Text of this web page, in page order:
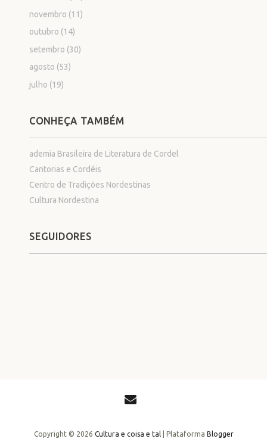
novembro (11)
outubro (14)
setembro (30)
agosto (53)
julho (19)
CONHEÇA TAMBÉM
ademia Brasileira de Literatura de Cordel
Cantorias e Cordéis
Centro de Tradições Nordestinas
Cultura Nordestina
SEGUIDORES
Copyright © 2026 Cultura e coisa e tal| Plataforma Blogger